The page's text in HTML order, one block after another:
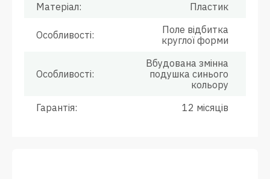
Матеріал: Пластик
Особливості:
Поле відбитка
круглої форми
Особливості:
Вбудована змінна
подушка синього
кольору
Гарантія:
12 місяців